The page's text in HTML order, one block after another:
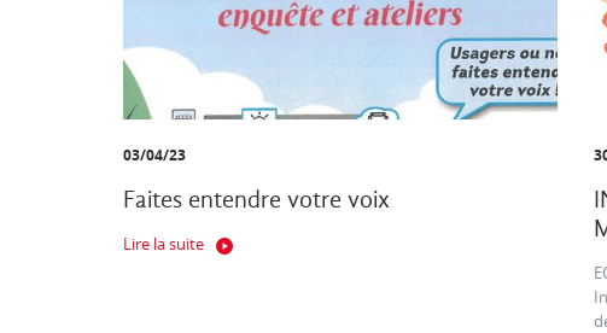
03/04/23
Faites entendre votre voix
Lire la suite